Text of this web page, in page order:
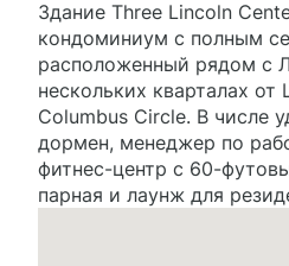
Здание Three Lincoln
кондоминиум с полным
расположенный рядом с
нескольких кварталах от
Columbus Circle. В числе
дормен, менеджер по
фитнес-центр с 60-
парная и лаунж для